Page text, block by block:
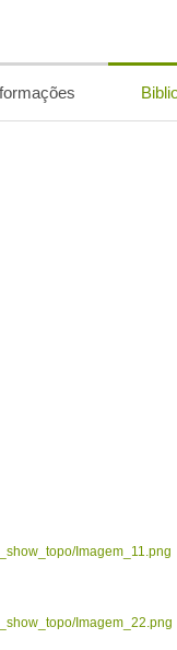
Imagem_11.png
Imagem_22.png